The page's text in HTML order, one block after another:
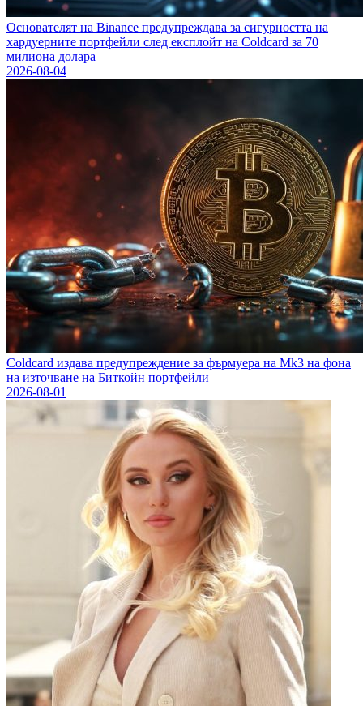
Основателят на Binance предупреждава за сигурността на
хардуерните портфейли след експлойт на Coldcard за 70
милиона долара
2026-08-04
Coldcard издава предупреждение за фърмуера на Mk3 на фона
на източване на Биткойн портфейли
2026-08-01